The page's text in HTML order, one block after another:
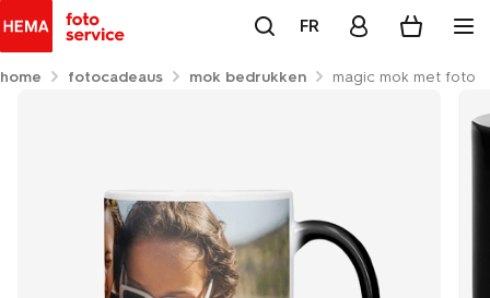
FR
home fotocadeaus mok bedrukken magic mok met foto